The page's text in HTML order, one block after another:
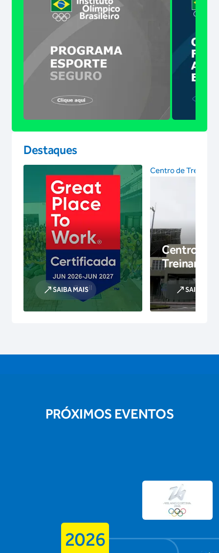
Destaques
SAIBA MAIS
Centro de
Centro de
SAIBA
PRÓXIMOS EVENTOS
2026